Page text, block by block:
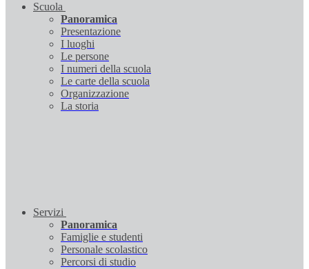
Scuola
Panoramica
Presentazione
I luoghi
Le persone
I numeri della scuola
Le carte della scuola
Organizzazione
La storia
Servizi
Panoramica
Famiglie e studenti
Personale scolastico
Percorsi di studio